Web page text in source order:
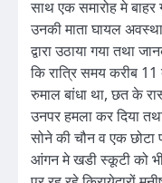
साथ एक समारोह मे
उनकी माता घायल
द्वारा उठाया गया तथा
कि रात्रि समय करीब
रुमाल बांधा था, छत के
उनपर हमला कर दिया
सोने की चौन व एक
आंगन मे खडी स्कूटी को